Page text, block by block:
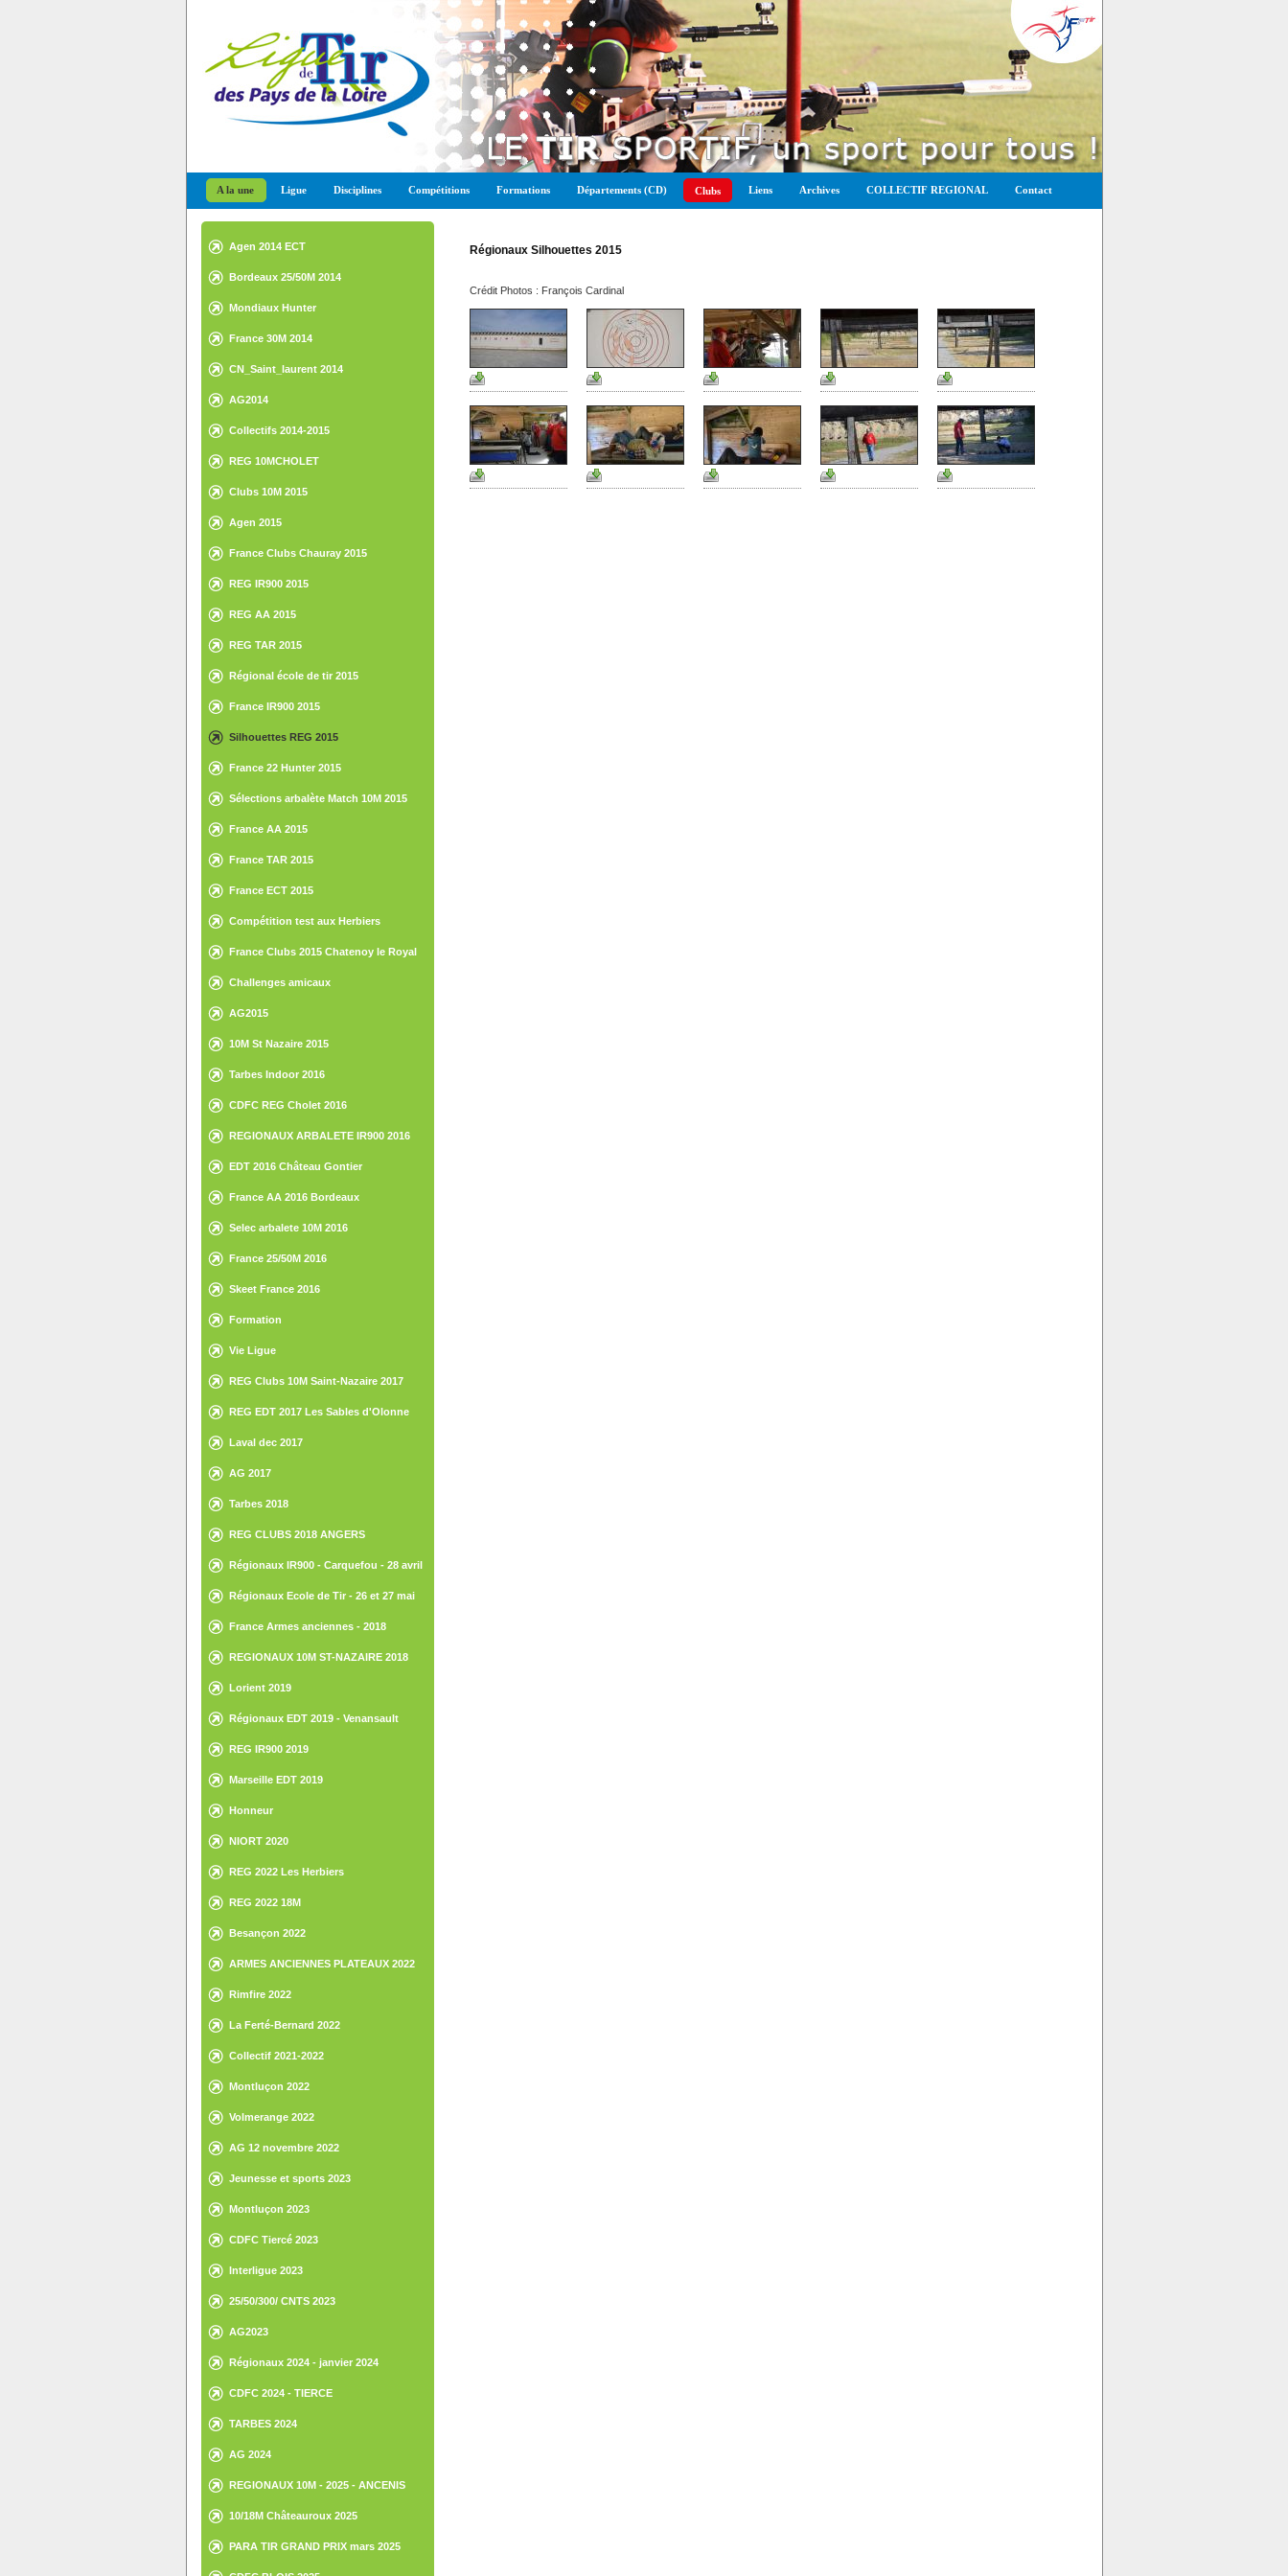
A la une Ligue Disciplines Compétitions Formations Départements (CD) Clubs Liens Archives COLLECTIF REGIONAL Contact
Agen 2014 ECT
Bordeaux 25/50M 2014
Mondiaux Hunter
France 30M 2014
CN_Saint_laurent 2014
AG2014
Collectifs 2014-2015
REG 10MCHOLET
Clubs 10M 2015
Agen 2015
France Clubs Chauray 2015
REG IR900 2015
REG AA 2015
REG TAR 2015
Régional école de tir 2015
France IR900 2015
Silhouettes REG 2015
France 22 Hunter 2015
Sélections arbalète Match 10M 2015
France AA 2015
France TAR 2015
France ECT 2015
Compétition test aux Herbiers
France Clubs 2015 Chatenoy le Royal
Challenges amicaux
AG2015
10M St Nazaire 2015
Tarbes Indoor 2016
CDFC REG Cholet 2016
REGIONAUX ARBALETE IR900 2016
EDT 2016 Château Gontier
France AA 2016 Bordeaux
Selec arbalete 10M 2016
France 25/50M 2016
Skeet France 2016
Formation
Vie Ligue
REG Clubs 10M Saint-Nazaire 2017
REG EDT 2017 Les Sables d'Olonne
Laval dec 2017
AG 2017
Tarbes 2018
REG CLUBS 2018 ANGERS
Régionaux IR900 - Carquefou - 28 avril
Régionaux Ecole de Tir - 26 et 27 mai
France Armes anciennes - 2018
REGIONAUX 10M ST-NAZAIRE 2018
Lorient 2019
Régionaux EDT 2019 - Venansault
REG IR900 2019
Marseille EDT 2019
Honneur
NIORT 2020
REG 2022 Les Herbiers
REG 2022 18M
Besançon 2022
ARMES ANCIENNES PLATEAUX 2022
Rimfire 2022
La Ferté-Bernard 2022
Collectif 2021-2022
Montluçon 2022
Volmerange 2022
AG 12 novembre 2022
Jeunesse et sports 2023
Montluçon 2023
CDFC Tiercé 2023
Interligue 2023
25/50/300/ CNTS 2023
AG2023
Régionaux 2024 - janvier 2024
CDFC 2024 - TIERCE
TARBES 2024
AG 2024
REGIONAUX 10M - 2025 - ANCENIS
10/18M Châteauroux 2025
PARA TIR GRAND PRIX mars 2025
Régionaux Silhouettes 2015
Crédit Photos : François Cardinal